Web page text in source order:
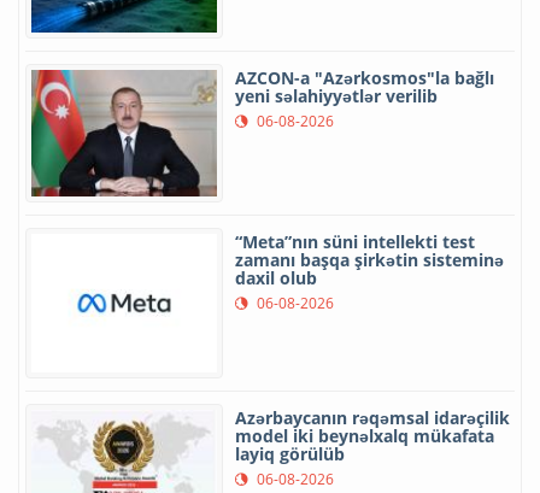
AZCON-a "Azərkosmos"la bağlı
yeni səlahiyyətlər verilib
06-08-2026
“Meta”nın süni intellekti test
zamanı başqa şirkətin sisteminə
daxil olub
06-08-2026
Azərbaycanın rəqəmsal idarəçilik
model iki beynəlxalq mükafata
layiq görülüb
06-08-2026